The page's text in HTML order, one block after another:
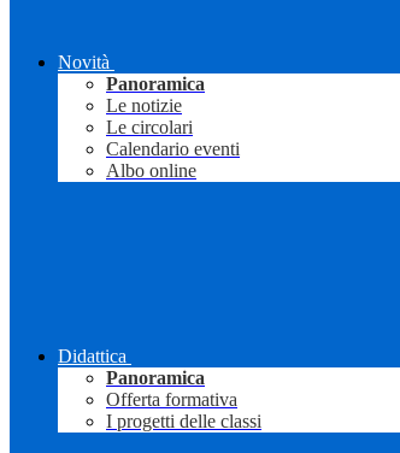
Novità
Panoramica
Le notizie
Le circolari
Calendario eventi
Albo online
Didattica
Panoramica
Offerta formativa
I progetti delle classi